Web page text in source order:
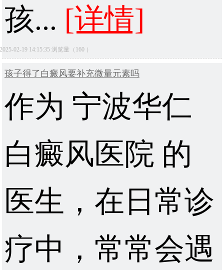
孩... [详情]
02-19 14:15:35 浏览量（160 ）
孩子得了白癜风要补充微量元素吗
作为 宁波华仁
白癜风医院 的
医生，在日常诊
疗中，常常会遇